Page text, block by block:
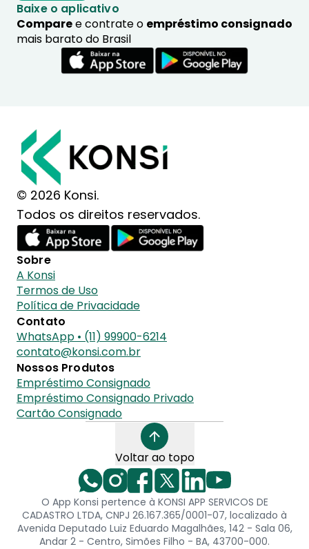
Baixe o aplicativo
Comparee contrate o empréstimo consignado
mais barato do Brasil
© 2026 Konsi.
Todos os direitos reservados.
Sobre
A Konsi
Termos de Uso
Política de Privacidade
Contato
WhatsApp • (11) 99900-6214
contato@konsi.com.br
Nossos Produtos
Empréstimo Consignado
Empréstimo Consignado Privado
Cartão Consignado
Voltar ao topo
O App Konsi pertence à KONSI APP SERVICOS DE
CADASTRO LTDA, CNPJ 26.167.365/0001-07, localizado à
Avenida Deputado Luiz Eduardo Magalhães, 142 - Sala 06,
Andar 2 - Centro, Simões Filho - BA, 43700-000.